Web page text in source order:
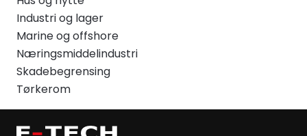
Industri og lager
Marine og offshore
Næringsmiddelindustri
Skadebegrensing
Tørkerom